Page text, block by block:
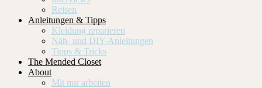
Reisen
Anleitungen & Tipps
Kleidung reparieren
Näh- und DIY-Anleitungen
Tipps & Tricks
The Mended Closet
About
Mit mir arbeiten